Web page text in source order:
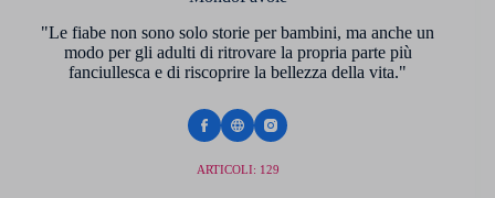
"Le fiabe non sono solo storie per bambini, ma anche un
modo per gli adulti di ritrovare la propria parte più
fanciullesca e di riscoprire la bellezza della vita."
ARTICOLI: 129